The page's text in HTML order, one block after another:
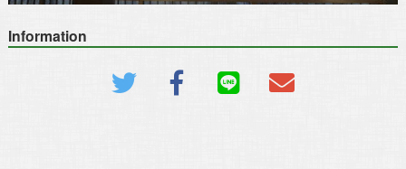
Information